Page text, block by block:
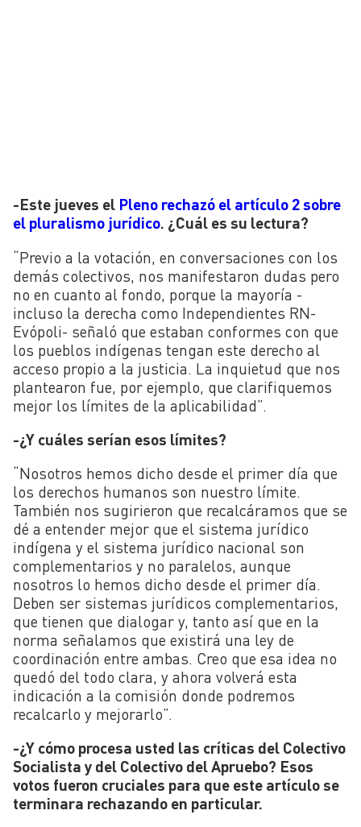
-Este jueves el Pleno rechazó el artículo 2 sobre
el pluralismo jurídico. ¿Cuál es su lectura?
“Previo a la votación, en conversaciones con los
demás colectivos, nos manifestaron dudas pero
no en cuanto al fondo, porque la mayoría -
incluso la derecha como Independientes RN-
Evópoli- señaló que estaban conformes con que
los pueblos indígenas tengan este derecho al
acceso propio a la justicia. La inquietud que nos
plantearon fue, por ejemplo, que clarifiquemos
mejor los límites de la aplicabilidad”.
-¿Y cuáles serían esos límites?
“Nosotros hemos dicho desde el primer día que
los derechos humanos son nuestro límite.
También nos sugirieron que recalcáramos que se
dé a entender mejor que el sistema jurídico
indígena y el sistema jurídico nacional son
complementarios y no paralelos, aunque
nosotros lo hemos dicho desde el primer día.
Deben ser sistemas jurídicos complementarios,
que tienen que dialogar y, tanto así que en la
norma señalamos que existirá una ley de
coordinación entre ambas. Creo que esa idea no
quedó del todo clara, y ahora volverá esta
indicación a la comisión donde podremos
recalcarlo y mejorarlo”.
-¿Y cómo procesa usted las críticas del Colectivo
Socialista y del Colectivo del Apruebo? Esos
votos fueron cruciales para que este artículo se
terminara rechazando en particular.